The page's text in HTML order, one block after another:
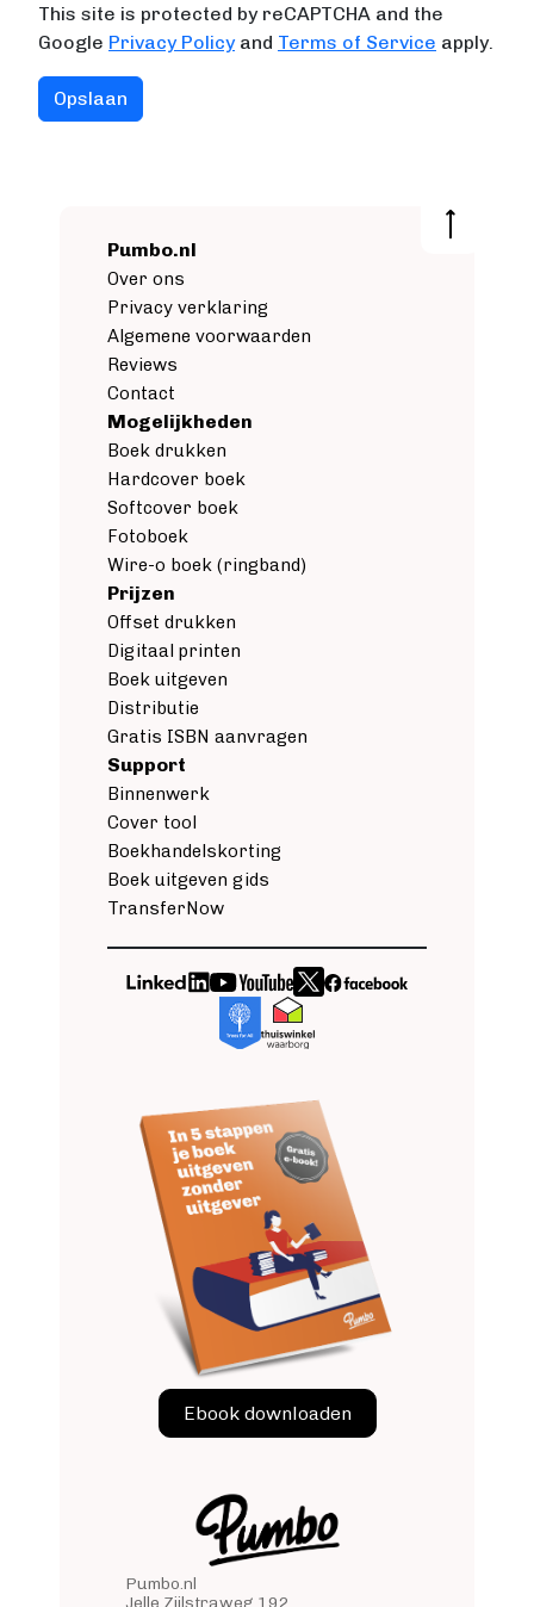
This site is protected by reCAPTCHA and the
Google Privacy Policyand Terms of Service apply.
Pumbo.nl
Jelle Zijlstraweg 192
Pumbo.nl
Over ons
Privacy verklaring
Algemene voorwaarden
Reviews
Contact
Mogelijkheden
Boek drukken
Hardcover boek
Softcover boek
Fotoboek
Wire-o boek (ringband)
Prijzen
Offset drukken
Digitaal printen
Boek uitgeven
Distributie
Gratis ISBN aanvragen
Support
Binnenwerk
Cover tool
Boekhandelskorting
Boek uitgeven gids
TransferNow
Image Image ImageImage
ImageImage
Ebook downloaden